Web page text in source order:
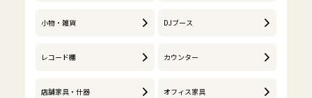
小物・雑貨 DJブース
レコード棚 カウンター
店舗家具・什器 オフィス家具